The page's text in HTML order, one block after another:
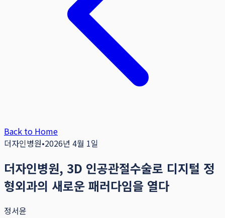
Back to Home
더자인병원•2026년 4월 1일
더자인병원, 3D 인공관절수술로 디지털 정
형외과의 새로운 패러다임을 열다
정서윤